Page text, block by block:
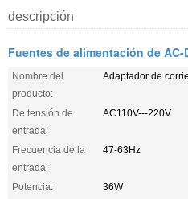
descripción
Fuentes de alimentación de AC-
Nombre del
producto:
Adaptador de
De tensión de
entrada:
AC110V---220V
Frecuencia de la
entrada:
47-63Hz
Potencia:
36W